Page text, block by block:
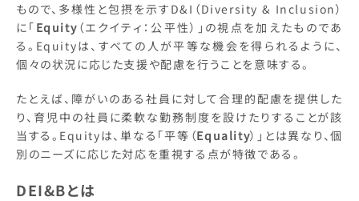
もので、多様性と包摂を示すD&I（Diversity & Inclusion）
に「 Equity （エクイティ：公平性）」の視点を加えたものであ
る。Equityは、すべての人が平等な機会を得られるように、
個々の状況に応じた支援や配慮を行うことを意味する。
たとえば、障がいのある社員に対して合理的配慮を提供した
り、育児中の社員に柔軟な勤務制度を設けたりすることが該
当する。Equityは、単なる「平等（Equality）」とは異なり、個
別のニーズに応じた対応を重視する点が特徴である。
DEI&Bとは